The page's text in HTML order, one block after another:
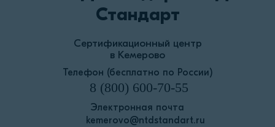
Стандарт
Сертификационный центр
в Кемерово
Телефон (бесплатно по России)
8 (800) 600-70-55
Электронная почта
kemerovo@ntdstandart.ru